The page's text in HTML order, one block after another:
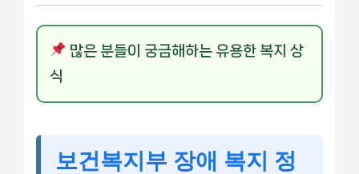
많은 분들이 궁금해하는 유용한 복지 상
식
보건복지부 장애 복지 정